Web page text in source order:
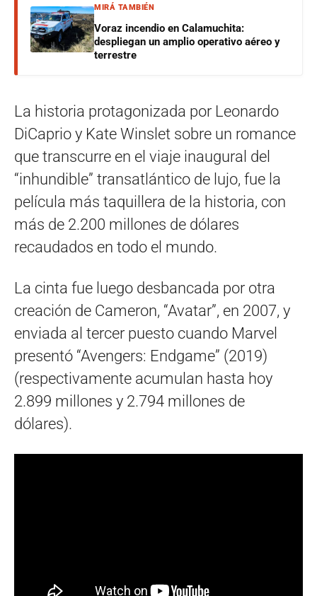
MIRÁ TAMBIÉN
Voraz incendio en Calamuchita:
despliegan un amplio operativo aéreo y
terrestre
La historia protagonizada por Leonardo
DiCaprio y Kate Winslet sobre un romance
que transcurre en el viaje inaugural del
“inhundible” transatlántico de lujo, fue la
película más taquillera de la historia, con
más de 2.200 millones de dólares
recaudados en todo el mundo.
La cinta fue luego desbancada por otra
creación de Cameron, “Avatar”, en 2007, y
enviada al tercer puesto cuando Marvel
presentó “Avengers: Endgame” (2019)
(respectivamente acumulan hasta hoy
2.899 millones y 2.794 millones de
dólares).